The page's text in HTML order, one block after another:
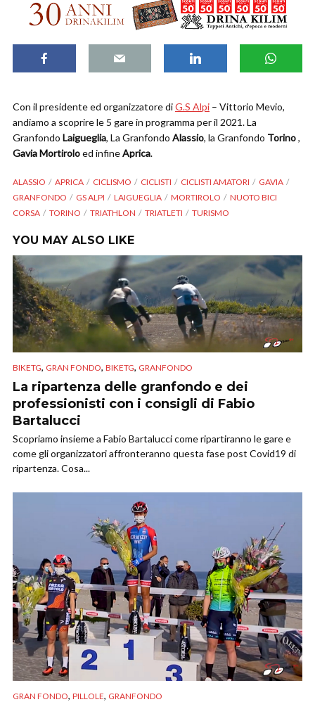
Con il presidente ed organizzatore diG.S Alpi – Vittorio Mevio,
andiamo a scoprire le 5 gare in programma per il 2021. La
Granfondo Laigueglia, La Granfondo Alassio, la Granfondo Torino,
Gavia Mortiroloed infineAprica.
ALASSIO APRICA CICLISMO CICLISTI CICLISTI AMATORI
GAVIA
GRANFONDO
GS ALPI LAIGUEGLIA MORTIROLO
NUOTO BICI
CORSA
TORINO TRIATHLON TRIATLETI TURISMO
YOU MAY ALSO LIKE
BIKETG, GRAN FONDO, BIKETG, GRANFONDO
La ripartenza delle granfondo e dei
professionisti con i consigli di Fabio
Bartalucci
Scopriamo insieme a Fabio Bartalucci come ripartiranno le gare e
come gli organizzatori affronteranno questa fase post Covid19 di
ripartenza. Cosa...
GRAN FONDO, PILLOLE, GRANFONDO